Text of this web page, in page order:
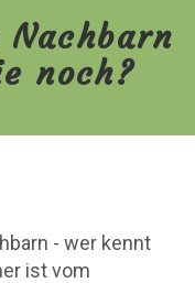
Nachbarn
noch?
- wer kennt
ist vom